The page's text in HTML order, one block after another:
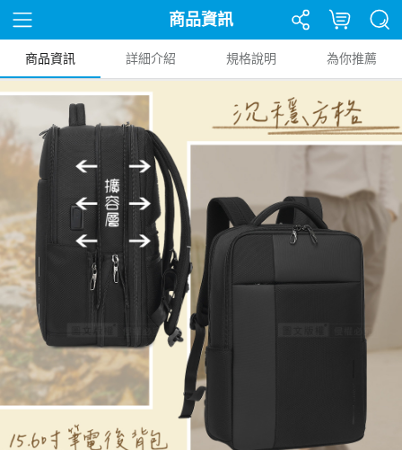
商品資訊
商品資訊 詳細介紹 規格說明 為你推薦